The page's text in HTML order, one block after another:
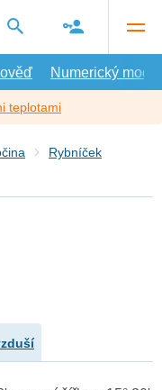
Numerický model
teplotami
Rybníček